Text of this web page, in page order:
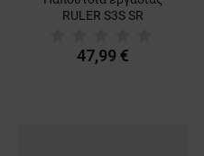
RULER S3S SR
47,99 €